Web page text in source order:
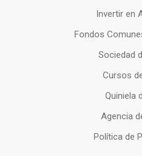
Invertir en
Fondos
Sociedad
Cursos
Quiniela
Agencia
Política de